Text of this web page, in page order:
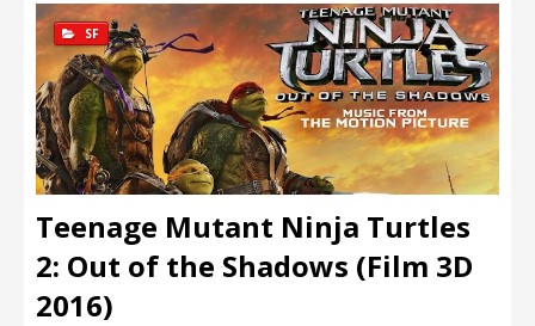
SF
Teenage Mutant Ninja Turtles
2: Out of the Shadows (Film 3D
2016)